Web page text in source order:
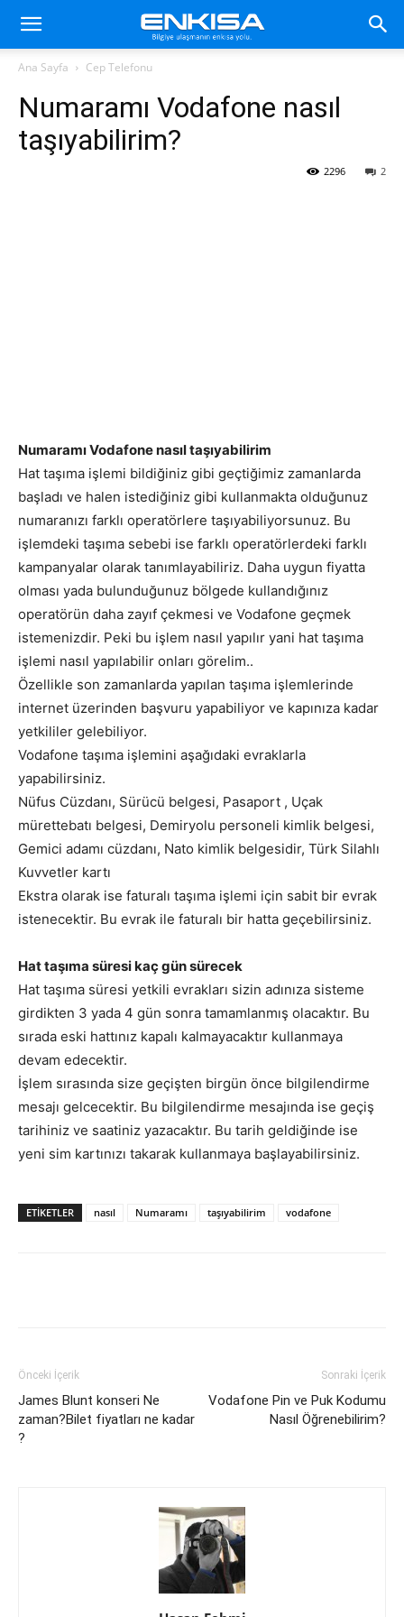
Ana Sayfa Cep Telefonu
Numaramı Vodafone nasıl
taşıyabilirim?
2
2296
Numaramı Vodafone nasıl taşıyabilirim
Hat taşıma işlemi bildiğiniz gibi geçtiğimiz zamanlarda
başladı ve halen istediğiniz gibi kullanmakta olduğunuz
numaranızı farklı operatörlere taşıyabiliyorsunuz. Bu
işlemdeki taşıma sebebi ise farklı operatörlerdeki farklı
kampanyalar olarak tanımlayabiliriz. Daha uygun fiyatta
olması yada bulunduğunuz bölgede kullandığınız
operatörün daha zayıf çekmesi ve Vodafone geçmek
istemenizdir. Peki bu işlem nasıl yapılır yani hat taşıma
işlemi nasıl yapılabilir onları görelim..
Özellikle son zamanlarda yapılan taşıma işlemlerinde
internet üzerinden başvuru yapabiliyor ve kapınıza kadar
yetkililer gelebiliyor.
Vodafone taşıma işlemini aşağıdaki evraklarla
yapabilirsiniz.
Nüfus Cüzdanı, Sürücü belgesi, Pasaport , Uçak
mürettebatı belgesi, Demiryolu personeli kimlik belgesi,
Gemici adamı cüzdanı, Nato kimlik belgesidir, Türk Silahlı
Kuvvetler kartı
Ekstra olarak ise faturalı taşıma işlemi için sabit bir evrak
istenecektir. Bu evrak ile faturalı bir hatta geçebilirsiniz.
Hat taşıma süresi kaç gün sürecek
Hat taşıma süresi yetkili evrakları sizin adınıza sisteme
girdikten 3 yada 4 gün sonra tamamlanmış olacaktır. Bu
sırada eski hattınız kapalı kalmayacaktır kullanmaya
devam edecektir.
İşlem sırasında size geçişten birgün önce bilgilendirme
mesajı gelcecektir. Bu bilgilendirme mesajında ise geçiş
tarihiniz ve saatiniz yazacaktır. Bu tarih geldiğinde ise
yeni sim kartınızı takarak kullanmaya başlayabilirsiniz.
ETIKETLER nasıl Numaramı taşıyabilirim vodafone
Önceki İçerik
James Blunt konseri Ne
zaman?Bilet fiyatları ne kadar
?
Sonraki İçerik
Vodafone Pin ve Puk Kodumu
Nasıl Öğrenebilirim?